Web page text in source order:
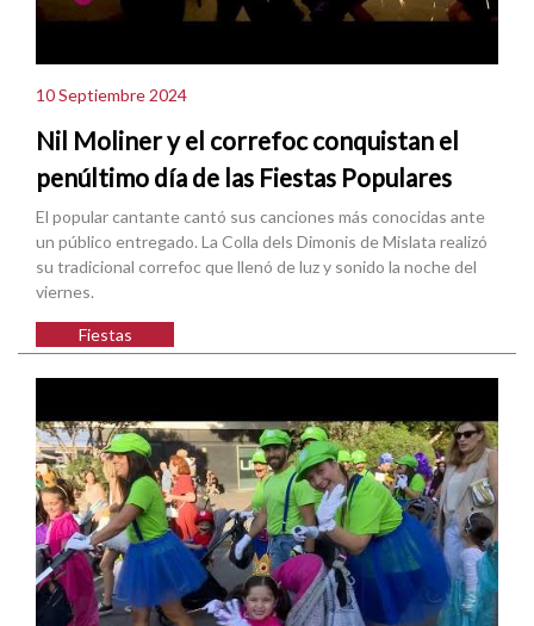
10 Septiembre 2024
Nil Moliner y el correfoc conquistan el
penúltimo día de las Fiestas Populares
El popular cantante cantó sus canciones más conocidas ante
un público entregado. La Colla dels Dimonis de Mislata realizó
su tradicional correfoc que llenó de luz y sonido la noche del
viernes.
Fiestas